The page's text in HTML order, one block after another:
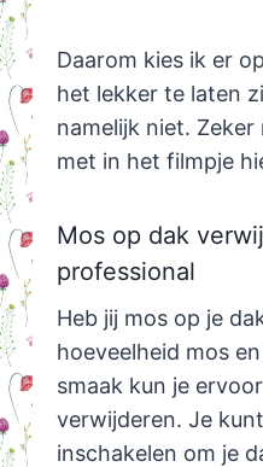
Daarom kies ik er
het lekker te laten
namelijk niet.
met in het filmpje
Mos op dak
professional
Heb jij mos op je
hoeveelheid mos
smaak kun je
verwijderen. Je
inschakelen om je